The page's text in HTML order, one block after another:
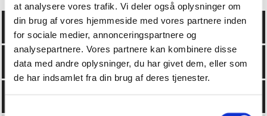
at analysere vores trafik. Vi deler også oplysninger om
din brug af vores hjemmeside med vores partnere inden
for sociale medier, annonceringspartnere og
analysepartnere. Vores partnere kan kombinere disse
data med andre oplysninger, du har givet dem, eller som
de har indsamlet fra din brug af deres tjenester.
Turnering
Spillere
Klubber
Kurser